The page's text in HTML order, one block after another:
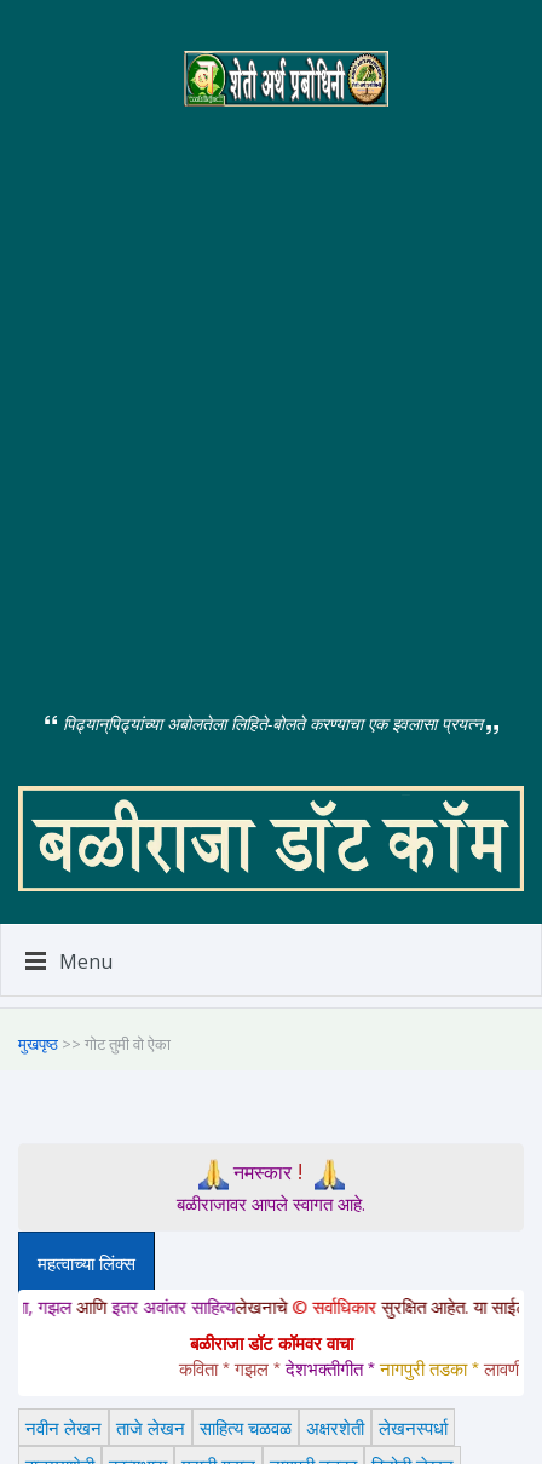
पिढ्यान्‌पिढ्यांच्या अबोलतेला लिहिते-बोलते करण्याचा एक इवलासा प्रयत्न
Menu
मुखपृष्ठ >> गोट तुमी वो ऐका
नमस्कार!
बळीराजावर आपले स्वागत आहे.
महत्वाच्या लिंक्स
आणिइतर अवांतर साहित्यलेखनाचे© सर्वाधिकारसुरक्षित आहेत. या साईटवरचे
बळीराजा डॉट कॉमवर वाचा
कविता * गझल * देशभक्तीगीत * नागपुरी तडका * लावणी *
नवीन लेखन ताजे लेखन साहित्य चळवळ अक्षरशेती लेखनस्पर्धा